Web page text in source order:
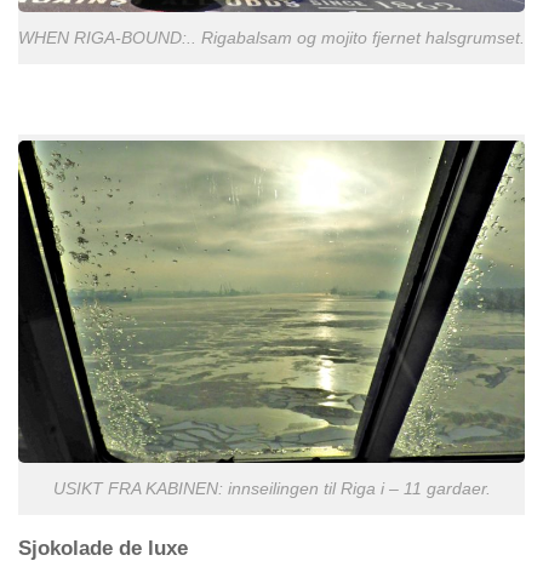
WHEN RIGA-BOUND:.. Rigabalsam og mojito fjernet halsgrumset.
USIKT FRA KABINEN: innseilingen til Riga i – 11 gardaer.
Sjokolade de luxe